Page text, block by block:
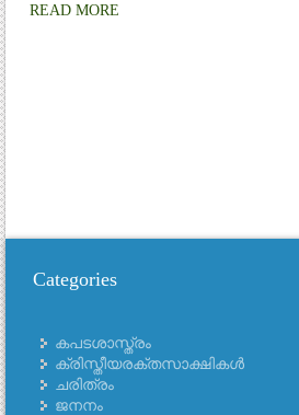
READ MORE
Categories
കപടശാസ്ത്രം
ക്രിസ്തീയരക്തസാക്ഷികള്‍
ചരിത്രം
ജനനം